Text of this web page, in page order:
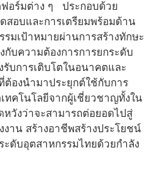
อร์มต่าง ๆ ประกอบด้วย
สอบและการเตรียมพร้อมด้าน
รมเป้าหมายผ่านการสร้างทักษะ
กับความต้องการการยกระดับ
รับการเติบโตในอนาคตและ
ต้องนำมาประยุกต์ใช้กับการ
ทคโนโลยีจากผู้เชี่ยวชาญทั้งใน
หวังว่าจะสามารถต่อยอดไปสู่
งาน สร้างอาชีพสร้างประโยชน์
ะดับอุตสาหกรรมไทยด้วยกำลัง